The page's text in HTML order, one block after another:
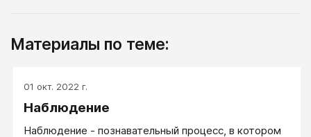
Материалы по теме:
01 окт. 2022 г.
Наблюдение
Наблюдение - познавательный процесс, в котором